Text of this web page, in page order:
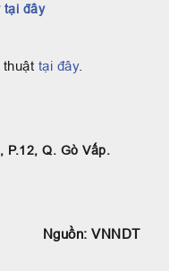
tại đây
tại đây.
P.12, Q. Gò Vấp.
Nguồn: VNNDT